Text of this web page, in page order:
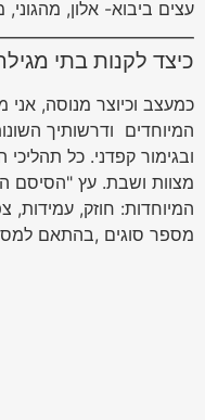
עצים ביבוא- אלון, מהגוני,
כיצד לקנות בתי
כמעצב וכיוצר מנוסה, אני
המיוחדים ודרשותיך
ובגימור קפדני. כל
מצוות ושבת. עץ "הסיסם
המיוחדות: חוזק, עמידות,
מספר סוגים ,בהתאם